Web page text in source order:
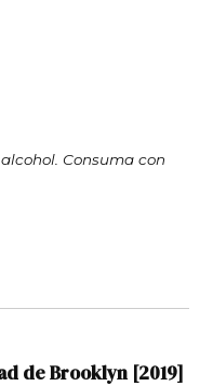
Consuma con
de Brooklyn [2019]